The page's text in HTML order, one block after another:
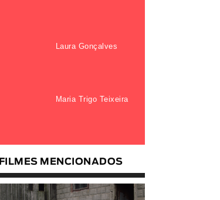
Laura Gonçalves
Maria Trigo Teixeira
FILMES MENCIONADOS